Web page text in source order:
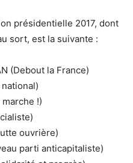
présidentielle 2017, dont
sort, est la suivante :
(Debout la France)
marche !)
ouvrière)
parti anticapitaliste)